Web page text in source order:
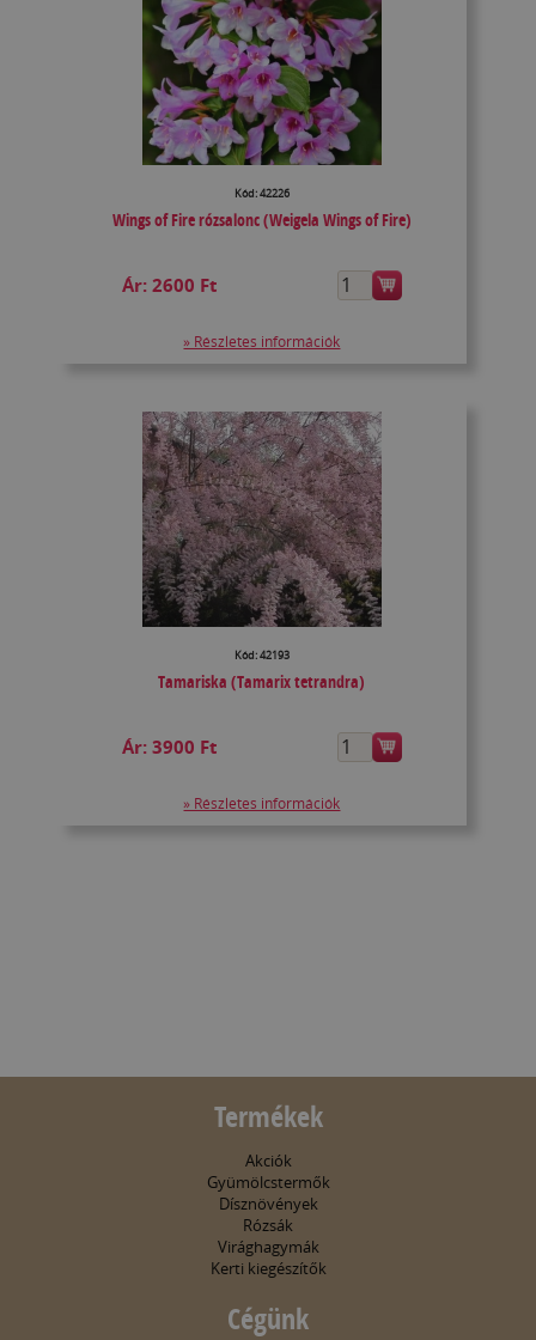
Kód: 42226
Wings of Fire rózsalonc (Weigela Wings of Fire)
Ár:2600 Ft
» Részletes információk
Kód: 42193
Tamariska (Tamarix tetrandra)
Ár:3900 Ft
» Részletes információk
Termékek
Akciók
Gyümölcstermők
Dísznövények
Rózsák
Virághagymák
Kerti kiegészítők
Cégünk